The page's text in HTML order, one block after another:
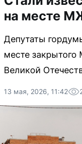
на месте
Депутаты
месте
Великой
13 мая, 2026, 11:42